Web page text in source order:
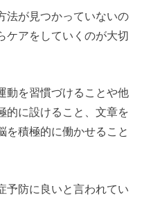
法が見つかっていないの
ケアをしていくのが大切
動を習慣づけることや他
的に設けること、文章を
を積極的に働かせること
予防に良いと言われてい